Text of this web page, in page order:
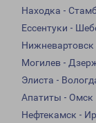
Находка -
Ессентуки -
Нижневартовск
Могилев -
Элиста -
Апатиты - Омск
Нефтекамск -